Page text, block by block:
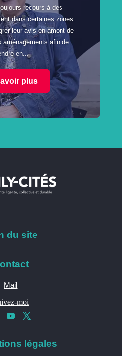
recours à des
dans certaines zones.
leur avis en amont de
aménagements afin de
en...
plus
du site
Mail
moi
légales